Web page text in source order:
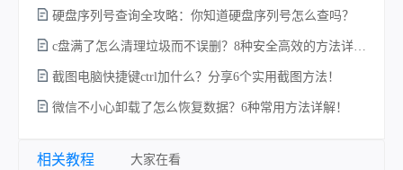
硬盘序列号查询全攻略：你知道硬盘序列号怎么查吗？
截图电脑快捷键ctrl加什么？分享6个实用截图方法！
微信不小心卸载了怎么恢复数据？6种常用方法详解！
相关教程 大家在看